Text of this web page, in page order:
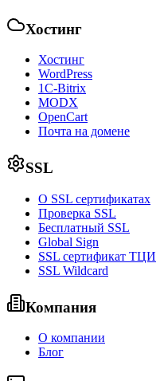
Хостинг
Хостинг
WordPress
1С-Bitrix
MODX
OpenCart
Почта на домене
SSL
О SSL сертификатах
Проверка SSL
Бесплатный SSL
Global Sign
SSL сертификат ТЦИ
SSL Wildcard
Компания
О компании
Блог